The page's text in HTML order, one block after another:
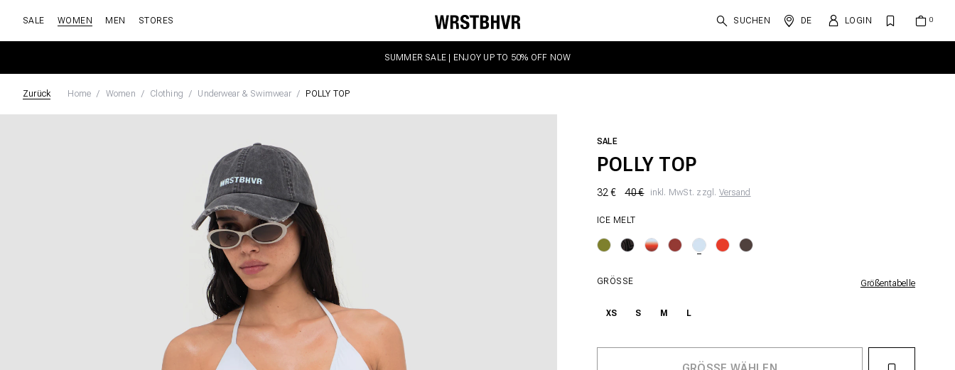
SALE WOMEN MEN STORES SUCHEN DE LOGIN
SUMMER SALE | ENJOY UP TO 50% OFF NOW
Zurück Home Women Clothing Underwear & Swimwear POLLY TOP
SALE
POLLY TOP
32 € 40 € inkl. MwSt. zzgl. Versand
ICE MELT
GRÖSSE Größentabelle
XS S M L